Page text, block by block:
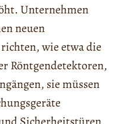
Unternehmen
neuen
wie etwa die
Röntgendetektoren,
sie müssen